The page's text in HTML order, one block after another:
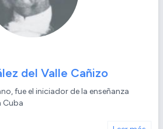
del Valle Cañizo
fue el iniciador de la enseñanza
Cuba